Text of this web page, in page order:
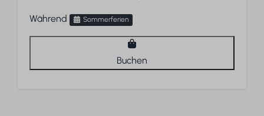
Während Sommerferien
Buchen